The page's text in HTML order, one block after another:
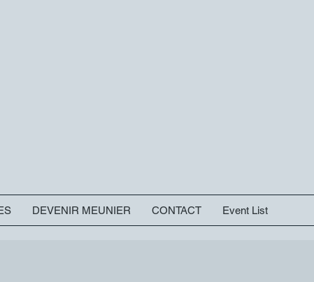
DEVENIR MEUNIER CONTACT Event List